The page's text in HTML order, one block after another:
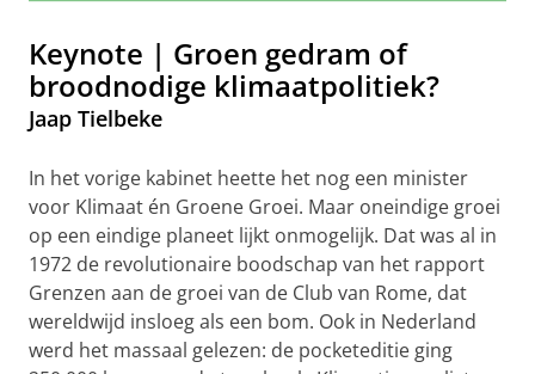
Keynote | Groen gedram of
broodnodige klimaatpolitiek?
Jaap Tielbeke
In het vorige kabinet heette het nog een minister
voor Klimaat én Groene Groei. Maar oneindige groei
op een eindige planeet lijkt onmogelijk. Dat was al in
1972 de revolutionaire boodschap van het rapport
Grenzen aan de groei van de Club van Rome, dat
wereldwijd insloeg als een bom. Ook in Nederland
werd het massaal gelezen: de pocketeditie ging